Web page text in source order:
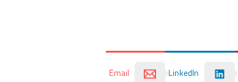
LinkedIn
Email